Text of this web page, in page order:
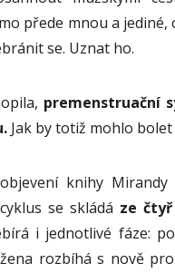
přede mnou a
se. Uznat ho.
premenstruační
Jak by totiž mohlo bolet
knihy Mirandy
se skládá ze
i jednotlivé fáze:
rozbíhá s nově